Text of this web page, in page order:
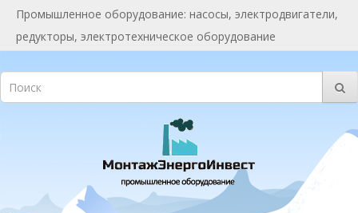
Промышленное оборудование: насосы, электродвигатели,
редукторы, электротехническое оборудование